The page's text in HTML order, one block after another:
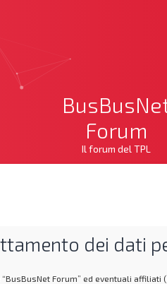
Forum
Il forum del TPL
dei dati
Forum” ed eventuali affiliati